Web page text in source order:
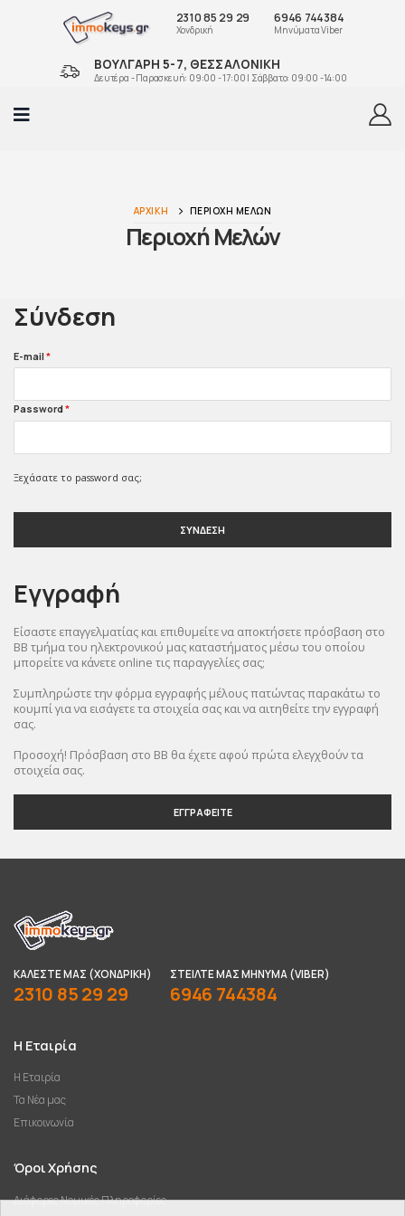
2310 85 29 29
Χονδρική
6946 744384
Μηνύματα Viber
ΒΟΥΛΓΑΡΗ 5-7, ΘΕΣΣΑΛΟΝΙΚΗ
Δευτέρα - Παρασκευή: 09:00 - 17:00 | Σάββατο: 09:00 -14:00
ΑΡΧΙΚΉ ΠΕΡΙΟΧΉ ΜΕΛΏΝ
Περιοχή Μελών
Σύνδεση
E-mail *
Password*
Ξεχάσατε το password σας;
ΣΥΝΔΕΣΗ
Εγγραφή
Είσαστε επαγγελματίας και επιθυμείτε να αποκτήσετε πρόσβαση στο
BB τμήμα του ηλεκτρονικού μας καταστήματος μέσω του οποίου
μπορείτε να κάνετε online τις παραγγελίες σας;
Συμπληρώστε την φόρμα εγγραφής μέλους πατώντας παρακάτω το
κουμπί για να εισάγετε τα στοιχεία σας και να αιτηθείτε την εγγραφή
σας.
Προσοχή! Πρόσβαση στο BB θα έχετε αφού πρώτα ελεγχθούν τα
στοιχεία σας.
ΕΓΓΡΑΦΕΊΤΕ
ΚΑΛΈΣΤΕ ΜΑΣ (ΧΟΝΔΡΙΚΉ)
2310 85 29 29
ΣΤΕΊΛΤΕ ΜΑΣ ΜΉΝΥΜΑ (VIBER)
6946 744384
Η Εταιρία
Η Εταιρία
Τα Νέα μας
Επικοινωνία
Όροι Χρήσης
Διάφορες Νομικές Πληροφορίες